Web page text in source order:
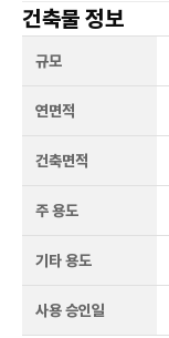
건축물 정보
규모
연면적
건축면적
주 용도
기타 용도
사용 승인일